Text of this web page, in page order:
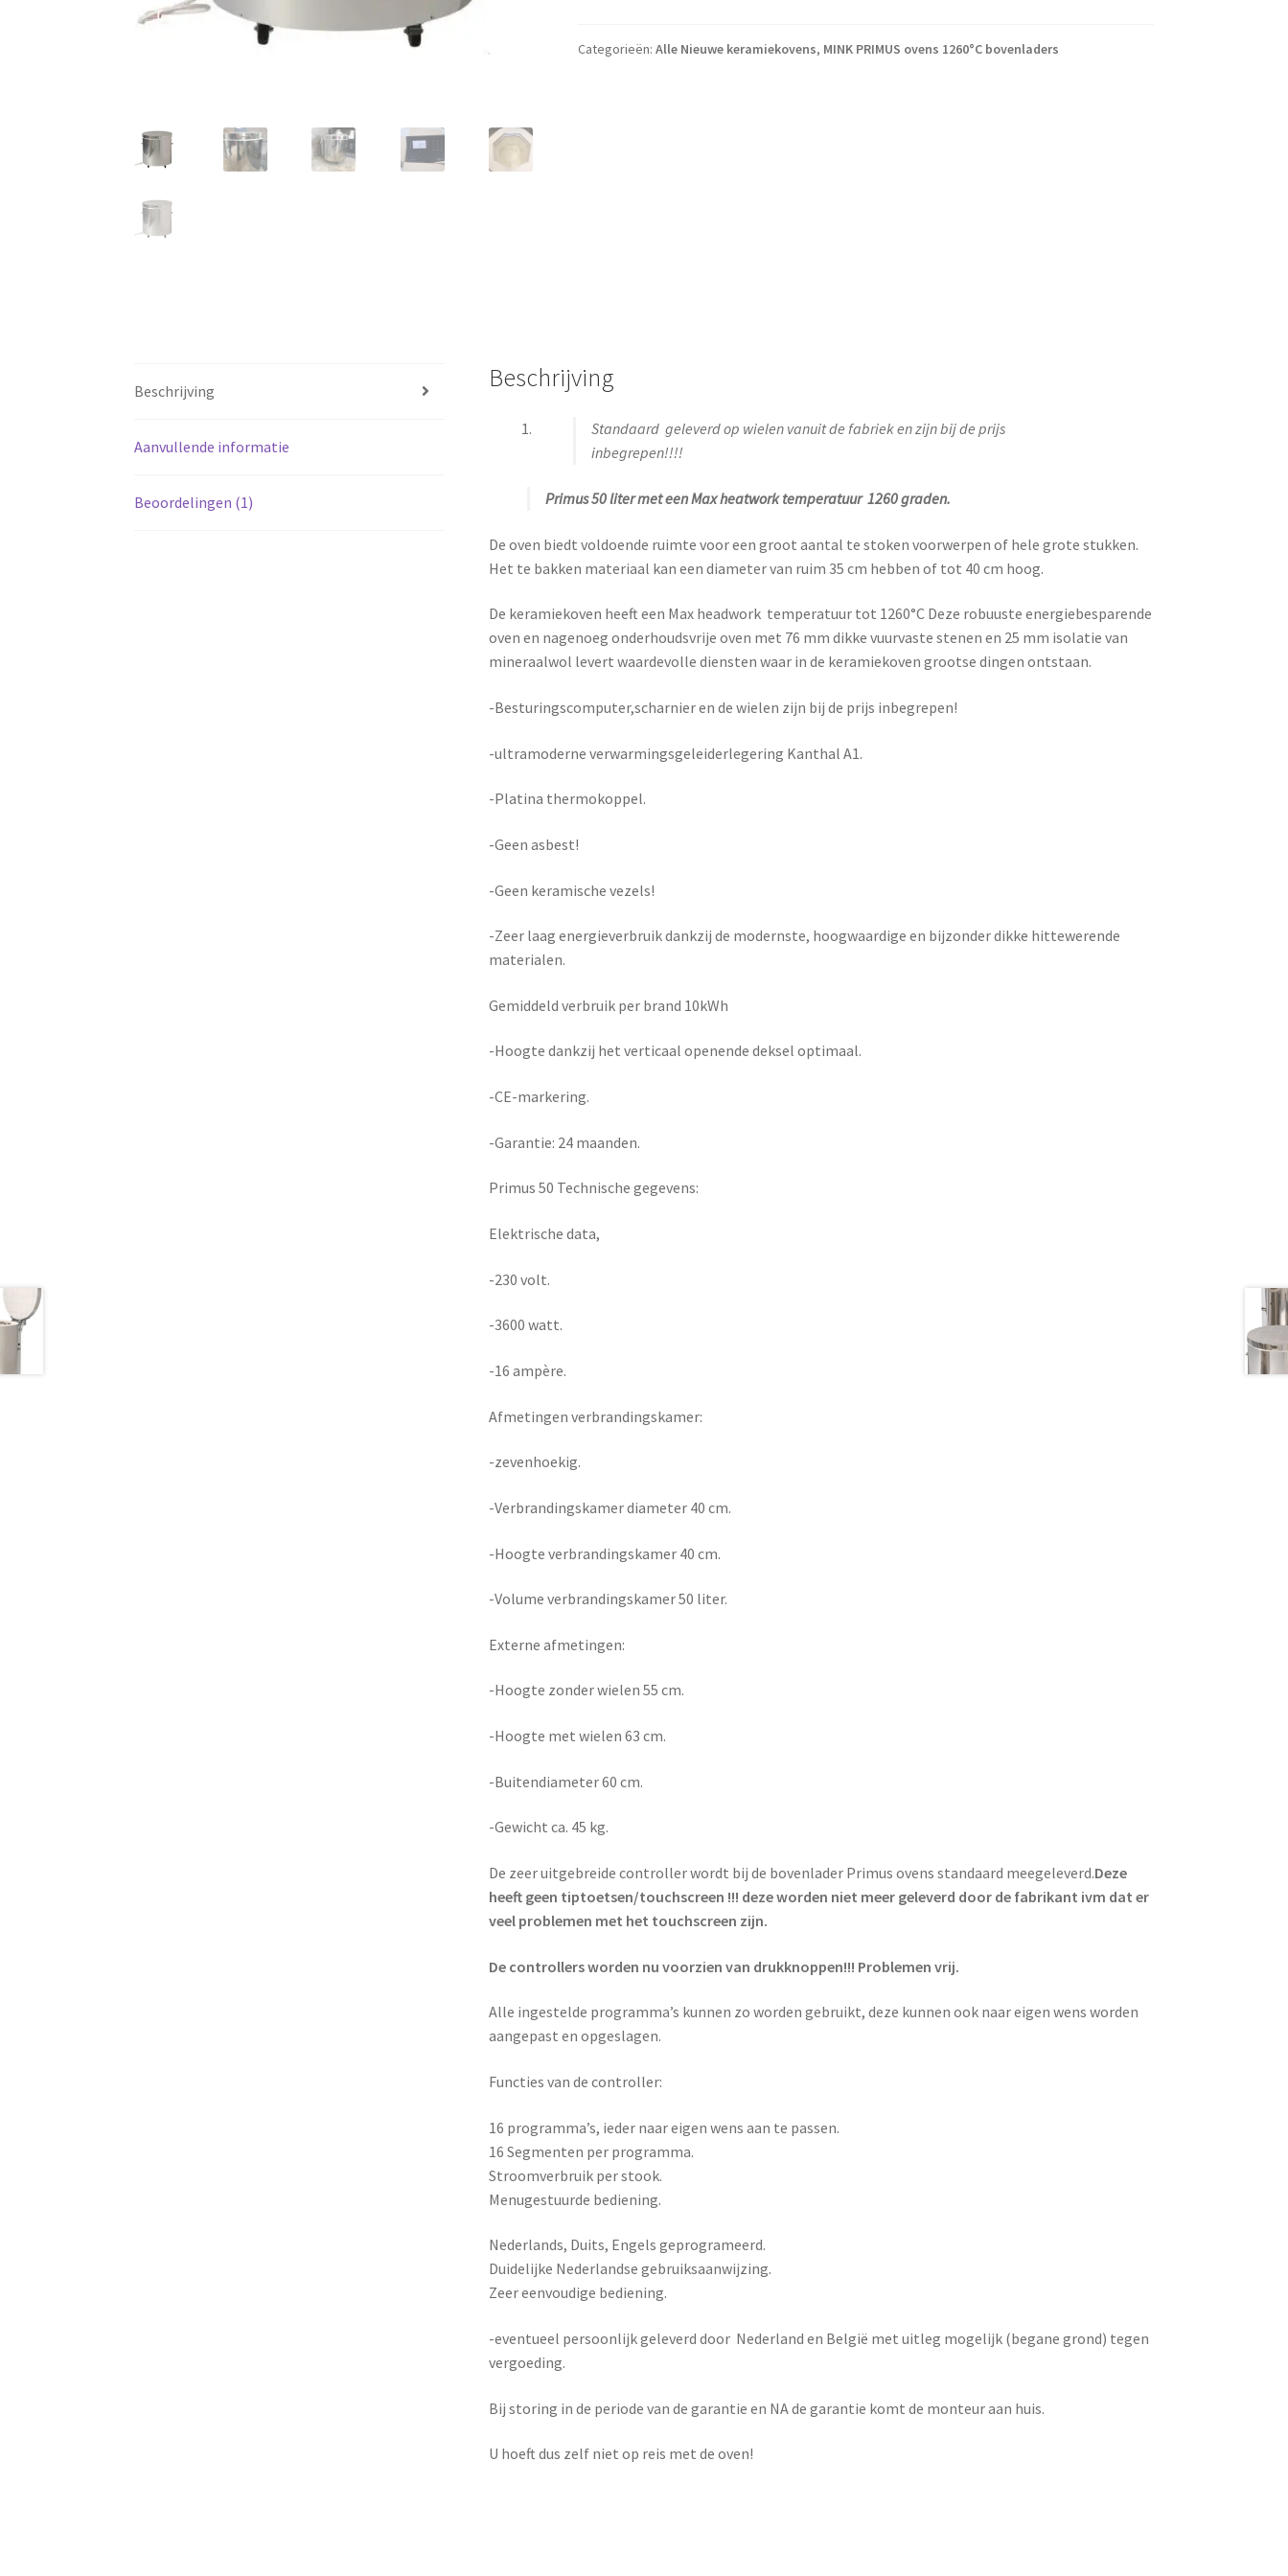
Categorieën: Alle Nieuwe keramiekovens, MINK PRIMUS ovens 1260°C bovenladers
Beschrijving
Aanvullende informatie
Beoordelingen (1)
Beschrijving
Standaard geleverd op wielen vanuit de fabriek en zijn bij de prijs
inbegrepen!!!!
Primus 50 liter met een Max heatwork temperatuur 1260 graden.
De oven biedt voldoende ruimte voor een groot aantal te stoken voorwerpen of hele grote stukken.
Het te bakken materiaal kan een diameter van ruim 35 cm hebben of tot 40 cm hoog.
De keramiekoven heeft een Max headwork temperatuur tot 1260°C Deze robuuste energiebesparende
oven en nagenoeg onderhoudsvrije oven met 76 mm dikke vuurvaste stenen en 25 mm isolatie van
mineraalwol levert waardevolle diensten waar in de keramiekoven grootse dingen ontstaan.
-Besturingscomputer,scharnier en de wielen zijn bij de prijs inbegrepen!
-ultramoderne verwarmingsgeleiderlegering Kanthal A1.
-Platina thermokoppel.
-Geen asbest!
-Geen keramische vezels!
-Zeer laag energieverbruik dankzij de modernste, hoogwaardige en bijzonder dikke hittewerende
materialen.
Gemiddeld verbruik per brand 10kWh
-Hoogte dankzij het verticaal openende deksel optimaal.
-CE-markering.
-Garantie: 24 maanden.
Primus 50 Technische gegevens:
Elektrische data,
-230 volt.
-3600 watt.
-16 ampère.
Afmetingen verbrandingskamer:
-zevenhoekig.
-Verbrandingskamer diameter 40 cm.
-Hoogte verbrandingskamer 40 cm.
-Volume verbrandingskamer 50 liter.
Externe afmetingen:
-Hoogte zonder wielen 55 cm.
-Hoogte met wielen 63 cm.
-Buitendiameter 60 cm.
-Gewicht ca. 45 kg.
De zeer uitgebreide controller wordt bij de bovenlader Primus ovens standaard meegeleverd.Deze
heeft geen tiptoetsen/touchscreen !!! deze worden niet meer geleverd door de fabrikant ivm dat er
veel problemen met het touchscreen zijn.
De controllers worden nu voorzien van drukknoppen!!! Problemen vrij.
Alle ingestelde programma’s kunnen zo worden gebruikt, deze kunnen ook naar eigen wens worden
aangepast en opgeslagen.
Functies van de controller:
16 programma’s, ieder naar eigen wens aan te passen.
16 Segmenten per programma.
Stroomverbruik per stook.
Menugestuurde bediening.
Nederlands, Duits, Engels geprogrameerd.
Duidelijke Nederlandse gebruiksaanwijzing.
Zeer eenvoudige bediening.
-eventueel persoonlijk geleverd door Nederland en België met uitleg mogelijk (begane grond) tegen
vergoeding.
Bij storing in de periode van de garantie en NA de garantie komt de monteur aan huis.
U hoeft dus zelf niet op reis met de oven!